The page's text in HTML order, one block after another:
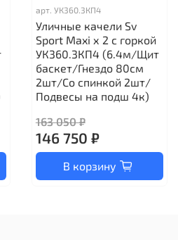
арт. УК360.3КП4
Уличные качели Sv
Sport Maxi х 2 с горкой
УК360.3КП4 (6.4м/Щит
баскет/Гнездо 80см
2шт/Со спинкой 2шт/
Подвесы на подш 4к)
163 050 ₽
146 750 ₽
В корзину